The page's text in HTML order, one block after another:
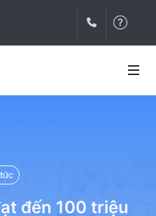
đến 100 triệu